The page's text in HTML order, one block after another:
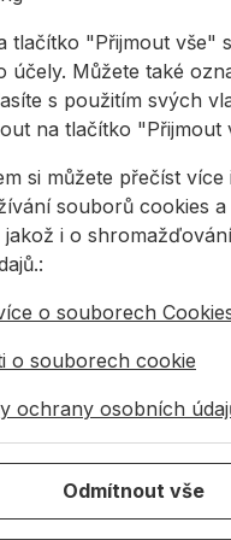
desítky pro rychlou
stupnice s jasným
na obou
ES.
III.
(měřítko): cm/mm
10
III
cm
metry jsou
tlačítko "Přijmout vše"
účely. Můžete také
s použitím svých
na tlačítko "Přijmout
si můžete přečíst
souborů cookies a
jakož i o
o souborech
o souborech cookie
ochrany osobních
Odmítnout vše